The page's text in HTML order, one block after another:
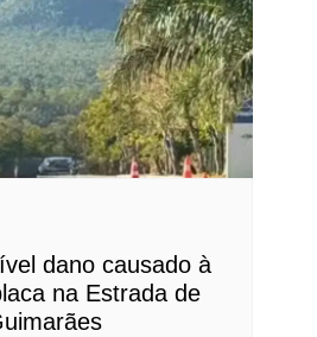
dano causado à
na Estrada de